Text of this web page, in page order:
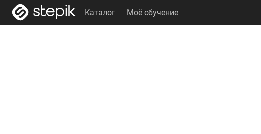
Каталог Моё обучение